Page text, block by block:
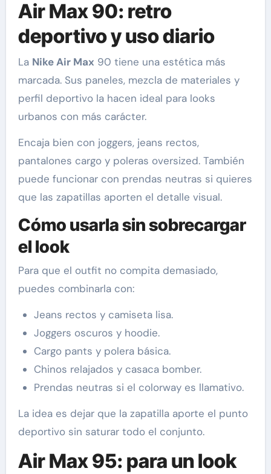
Air Max 90: retro
deportivo y uso diario
La Nike Air Max 90 tiene una estética más
marcada. Sus paneles, mezcla de materiales y
perfil deportivo la hacen ideal para looks
urbanos con más carácter.
Encaja bien con joggers, jeans rectos,
pantalones cargo y poleras oversized. También
puede funcionar con prendas neutras si quieres
que las zapatillas aporten el detalle visual.
Cómo usarla sin sobrecargar
el look
Para que el outfit no compita demasiado,
puedes combinarla con:
Jeans rectos y camiseta lisa.
Joggers oscuros y hoodie.
Cargo pants y polera básica.
Chinos relajados y casaca bomber.
Prendas neutras si el colorway es llamativo.
La idea es dejar que la zapatilla aporte el punto
deportivo sin saturar todo el conjunto.
Air Max 95: para un look